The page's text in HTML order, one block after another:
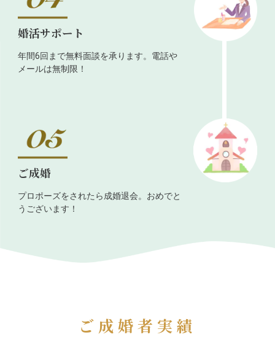
婚活サポート
年間6回まで無料面談を承ります。電話や
メールは無制限！
ご成婚
プロポーズをされたら成婚退会。おめでと
うございます！
ご成婚者実績